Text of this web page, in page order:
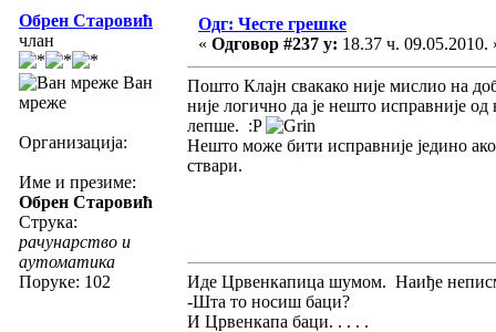
Обрен Старовић
члан
Ван
мреже
Организација:
Име и презиме:
Обрен Старовић
Струка:
рачунарство и
аутоматика
Поруке: 102
Одг: Честе грешке
« Одговор #237 у: 18.37 ч. 09.05.2010.
Пошто Клајн свакако није мислио на
није логично да је нешто исправније
лепше. :P
Нешто може бити исправније једино
ствари.
Иде Црвенкапица шумом. Наиђе
-Шта то носиш баци?
И Црвенкапа баци. . . . .